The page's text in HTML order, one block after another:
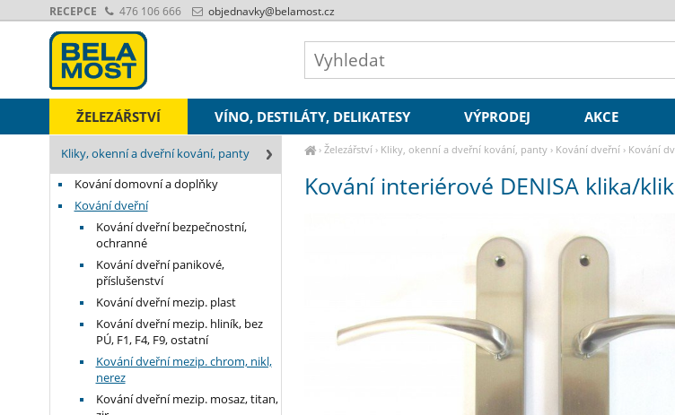
› Železářství› Kliky, okenní a dveřní kování, panty› Kování dveřní› Kování
Kování interiérové DENISA klika/
Kliky, okenní a dveřní kování, panty
Kování domovní a doplňky
Kování dveřní
Kování dveřní bezpečnostní,
ochranné
Kování dveřní panikové,
příslušenství
Kování dveřní mezip. plast
Kování dveřní mezip. hliník, bez
PÚ, F1, F4, F9, ostatní
Kování dveřní mezip. chrom, nikl,
nerez
Kování dveřní mezip. mosaz, titan,
ŽELEZÁŘSTVÍ VÍNO, DESTILÁTY, DELIKATESY VÝPRODEJ AKCE
RECEPCE 476 106 666 objednavky@belamost.cz